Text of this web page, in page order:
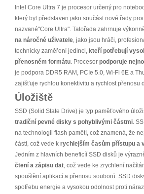
Intel Core Ultra 7 je procesor určený pro
který byl představen jako součást nové řady
nazvané"Core Ultra". Tatořada zahrnuje
na náročné uživatele, jako jsou hráči,
technicky zaměření jedinci, kteří potřebují
přenosném formátu. Procesor podporuje
je podpora DDR5 RAM, PCIe 5.0, Wi-Fi 6E a
zajišťuje rychlou konektivitu a rychlost přenosu
Úložiště
SSD (Solid State Drive) je typ paměťového
tradiční pevné disky s pohyblivými částmi.
na technologii flash pamětí, což znamená, že
části, což vede k rychlejším časům přístupu a
Jedním z hlavních beneficíí SSD disků je
čtení a zápisu dat, což vede ke zrychlení
spouštění aplikací a přenosu souborů. SSD
spotřebu energie a vysokou odolnost proti